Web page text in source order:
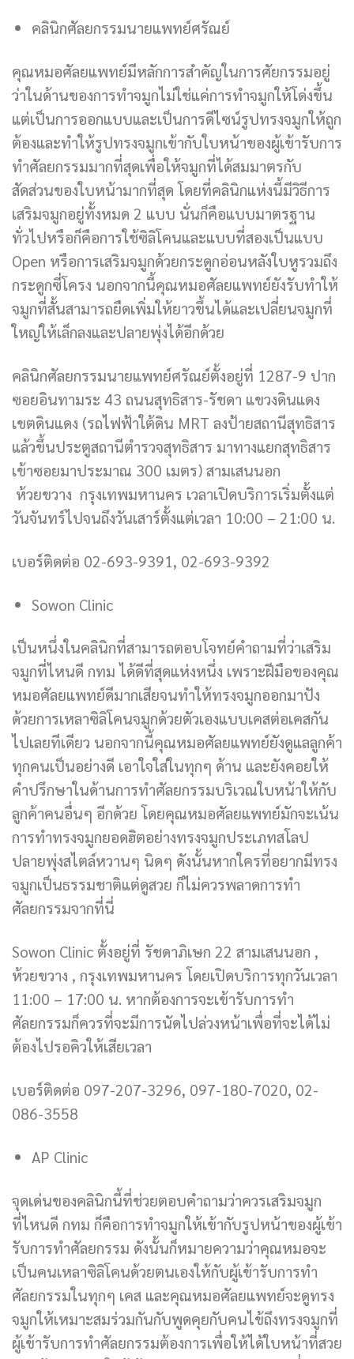
คลินิกศัลยกรรมนายแพทย์ศรัณย์
คุณหมอศัลยแพทย์มีหลักการสำคัญในการศัยกรรมอยู่
ว่าในด้านของการทำจมูกไม่ใช่แค่การทำจมูกให้โด่งขึ้น
แต่เป็นการออกแบบและเป็นการดีไซน์รูปทรงจมูกให้ถูก
ต้องและทำให้รูปทรงจมูกเข้ากับใบหน้าของผู้เข้ารับการ
ทำศัลยกรรมมากที่สุดเพื่อให้จมูกที่ได้สมมาตรกับ
สัดส่วนของใบหน้ามากที่สุด โดยที่คลินิกแห่งนี้มีวิธีการ
เสริมจมูกอยู่ทั้งหมด 2 แบบ นั่นก็คือแบบมาตรฐาน
ทั่วไปหรือก็คือการใช้ซิลิโคนและแบบที่สองเป็นแบบ
Open หรือการเสริมจมูกด้วยกระดูกอ่อนหลังใบหูรวมถึง
กระดูกซี่โครง นอกจากนี้คุณหมอศัลยแพทย์ยังรับทำให้
จมูกที่สั้นสามารถยืดเพิ่มให้ยาวขึ้นได้และเปลี่ยนจมูกที่
ใหญ่ให้เล็กลงและปลายพุ่งได้อีกด้วย
คลินิกศัลยกรรมนายแพทย์ศรัณย์ตั้งอยู่ที่ 1287-9 ปาก
ซอยอินทามระ 43 ถนนสุทธิสาร-รัชดา แขวงดินแดง
เขตดินแดง (รถไฟฟ้าใต้ดิน MRT ลงป้ายสถานีสุทธิสาร
แล้วขึ้นประตูสถานีตำรวจสุทธิสาร มาทางแยกสุทธิสาร
เข้าซอยมาประมาณ 300 เมตร) สามเสนนอก
ห้วยขวาง กรุงเทพมหานคร เวลาเปิดบริการเริ่มตั้งแต่
วันจันทร์ไปจนถึงวันเสาร์ตั้งแต่เวลา 10:00 – 21:00 น.
เบอร์ติดต่อ 02-693-9391, 02-693-9392
Sowon Clinic
เป็นหนึ่งในคลินิกที่สามารถตอบโจทย์คำถามที่ว่าเสริม
จมูกที่ไหนดี กทม ได้ดีที่สุดแห่งหนึ่ง เพราะฝีมือของคุณ
หมอศัลยแพทย์ดีมากเสียจนทำให้ทรงจมูกออกมาปัง
ด้วยการเหลาซิลิโคนจมูกด้วยตัวเองแบบเคสต่อเคสกัน
ไปเลยทีเดียว นอกจากนี้คุณหมอศัลยแพทย์ยังดูแลลูกค้า
ทุกคนเป็นอย่างดี เอาใจใส่ในทุกๆ ด้าน และยังคอยให้
คำปรึกษาในด้านการทำศัลยกรรมบริเวณใบหน้าให้กับ
ลูกค้าคนอื่นๆ อีกด้วย โดยคุณหมอศัลยแพทย์มักจะเน้น
การทำทรงจมูกยอดฮิตอย่างทรงจมูกประเภทสโลป
ปลายพุ่งสไตล์หวานๆ นิดๆ ดังนั้นหากใครที่อยากมีทรง
จมูกเป็นธรรมชาติแต่ดูสวย ก็ไม่ควรพลาดการทำ
ศัลยกรรมจากที่นี่
Sowon Clinic ตั้งอยู่ที่ รัชดาภิเษก 22 สามเสนนอก ,
ห้วยขวาง , กรุงเทพมหานคร โดยเปิดบริการทุกวันเวลา
11:00 – 17:00 น. หากต้องการจะเข้ารับการทำ
ศัลยกรรมก็ควรที่จะมีการนัดไปล่วงหน้าเพื่อที่จะได้ไม่
ต้องไปรอคิวให้เสียเวลา
เบอร์ติดต่อ 097-207-3296, 097-180-7020, 02-
086-3558
AP Clinic
จุดเด่นของคลินิกนี้ที่ช่วยตอบคำถามว่าควรเสริมจมูก
ที่ไหนดี กทม ก็คือการทำจมูกให้เข้ากับรูปหน้าของผู้เข้า
รับการทำศัลยกรรม ดังนั้นก็หมายความว่าคุณหมอจะ
เป็นคนเหลาซิลิโคนด้วยตนเองให้กับผู้เข้ารับการทำ
ศัลยกรรมในทุกๆ เคส และคุณหมอศัลยแพทย์จะดูทรง
จมูกให้เหมาะสมร่วมกันกับพูดคุยกับคนไข้ถึงทรงจมูกที่
ผู้เข้ารับการทำศัลยกรรมต้องการเพื่อให้ได้ใบหน้าที่สวย